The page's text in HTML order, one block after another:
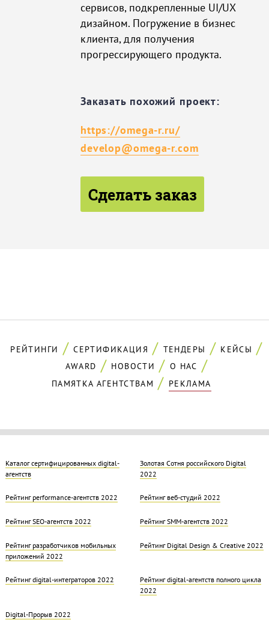
сервисов, подкрепленные UI/UX
дизайном. Погружение в бизнес
клиента, для получения
прогрессирующего продукта.
Заказать похожий проект:
https://omega-r.ru/
develop@omega-r.com
Сделать заказ
РЕЙТИНГИ СЕРТИФИКАЦИЯ ТЕНДЕРЫ
КЕЙСЫ
AWARD
НОВОСТИ
О НАС
ПАМЯТКА АГЕНТСТВАМ
РЕКЛАМА
Каталог сертифицированных digital-
агентств
Золотая Cотня российского Digital
2022
Рейтинг performance-агентств 2022 Рейтинг веб-студий 2022
Рейтинг SEO-агентств 2022 Рейтинг SMM-агентств 2022
Рейтинг разработчиков мобильных
приложений 2022
Рейтинг Digital Design & Creative 2022
Рейтинг digital-интеграторов 2022
Рейтинг digital-агентств полного цикла
2022
Digital-Прорыв 2022